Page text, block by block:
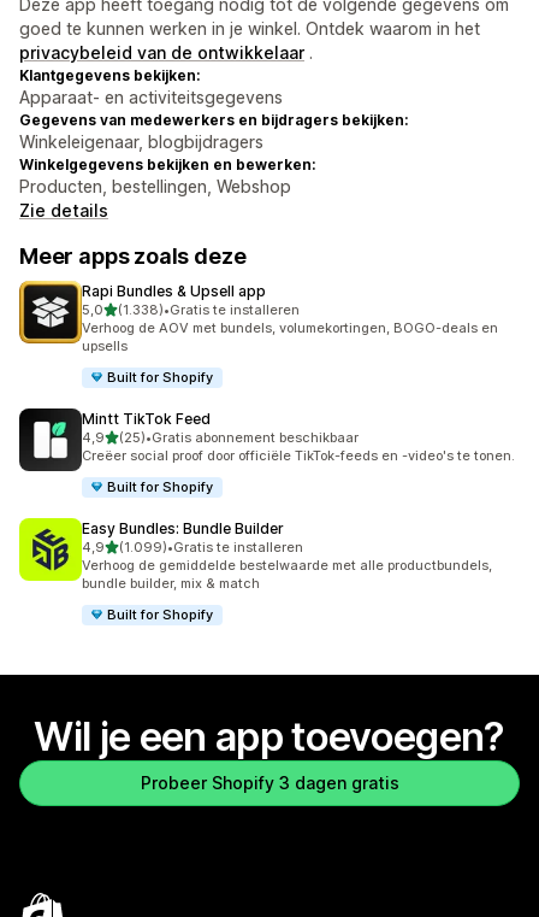
Deze app heeft toegang nodig tot de volgende gegevens om
goed te kunnen werken in je winkel. Ontdek waarom in het
privacybeleid van de ontwikkelaar .
Klantgegevens bekijken:
Apparaat- en activiteitsgegevens
Gegevens van medewerkers en bijdragers bekijken:
Winkeleigenaar, blogbijdragers
Winkelgegevens bekijken en bewerken:
Producten, bestellingen, Webshop
Zie details
Meer apps zoals deze
Rapi Bundles & Upsell app
5,0van 5 sterren
(1.338)
1338 recensies in totaal
•Gratis te installeren
Verhoog de AOV met bundels, volumekortingen, BOGO-deals en
upsells
Built for Shopify
Mintt TikTok Feed
4,9van 5 sterren
(25)
25 recensies in totaal
•Gratis abonnement beschikbaar
Creëer social proof door officiële TikTok-feeds en -video's te tonen.
Built for Shopify
Easy Bundles: Bundle Builder
4,9van 5 sterren
(1.099)
1099 recensies in totaal
•Gratis te installeren
Verhoog de gemiddelde bestelwaarde met alle productbundels,
bundle builder, mix & match
Built for Shopify
Wil je een app toevoegen?
Probeer Shopify 3 dagen gratis